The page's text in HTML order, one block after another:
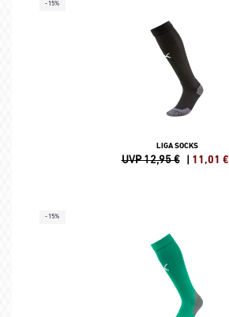
-15%
LIGA SOCKS
UVP 12,95 € | 11,01 €
-15%